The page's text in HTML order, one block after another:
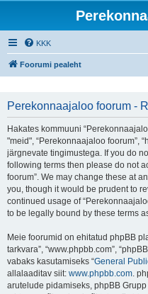
KKK
Foorumi pealeht
Perekonnaajaloo foorum -
Hakates kommuuni
"meid", “Perekonnaajaloo foorum”,
järgnevate tingimustega. If you do
following terms then please do not
foorum”. We may change these at
you, though it would be prudent to
continued usage of
to be legally bound by these terms
Meie foorumid on ehitatud phpBB
tarkvara”, “www.phpbb.com”,
vabaks kasutamiseks “General
allalaaditav siit: www.phpbb.com.
arutelude pidamiseks, phpBB